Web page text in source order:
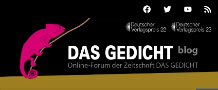
FacebookTwitterYoutube